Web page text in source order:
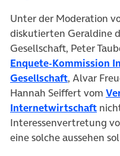
Unter der Moderation
diskutierten Geraldine
Gesellschaft, Peter
Enquete-Kommission
Gesellschaft, Alvar
Hannah Seiffert vom
Internetwirtschaft
Interessenvertretung
eine solche aussehen